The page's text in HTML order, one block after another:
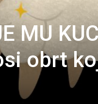
MU
obrt